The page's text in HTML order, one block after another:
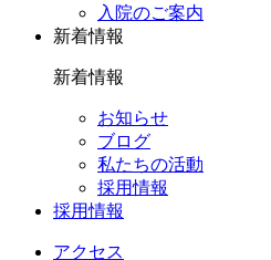
入院のご案内
新着情報
新着情報
お知らせ
ブログ
私たちの活動
採用情報
採用情報
アクセス